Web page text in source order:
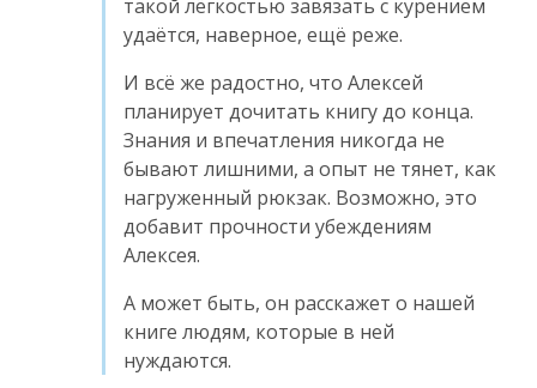
такой лёгкостью завязать с курением
удаётся, наверное, ещё реже.
И всё же радостно, что Алексей
планирует дочитать книгу до конца.
Знания и впечатления никогда не
бывают лишними, а опыт не тянет, как
нагруженный рюкзак. Возможно, это
добавит прочности убеждениям
Алексея.
А может быть, он расскажет о нашей
книге людям, которые в ней
нуждаются.